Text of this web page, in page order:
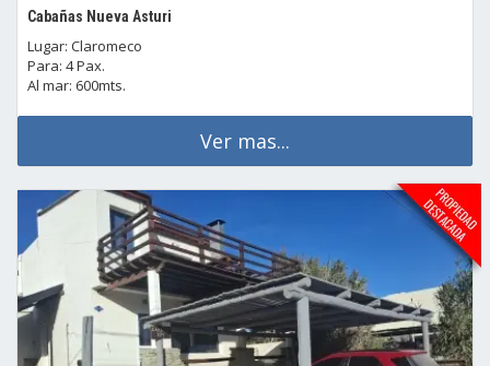
Cabañas Nueva Asturi
Lugar: Claromeco
Para: 4 Pax.
Al mar: 600mts.
Ver mas...